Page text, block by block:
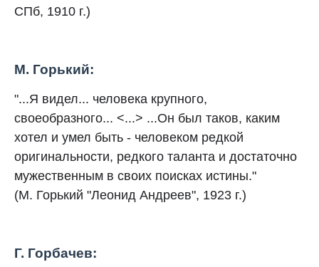
СПб, 1910 г.)
М. Горький:
"...Я видел... человека крупного,
своеобразного... <...> ...Он был таков, каким
хотел и умел быть - человеком редкой
оригинальности, редкого таланта и достаточно
мужественным в своих поисках истины."
(М. Горький "Леонид Андреев", 1923 г.)
Г. Горбачев: